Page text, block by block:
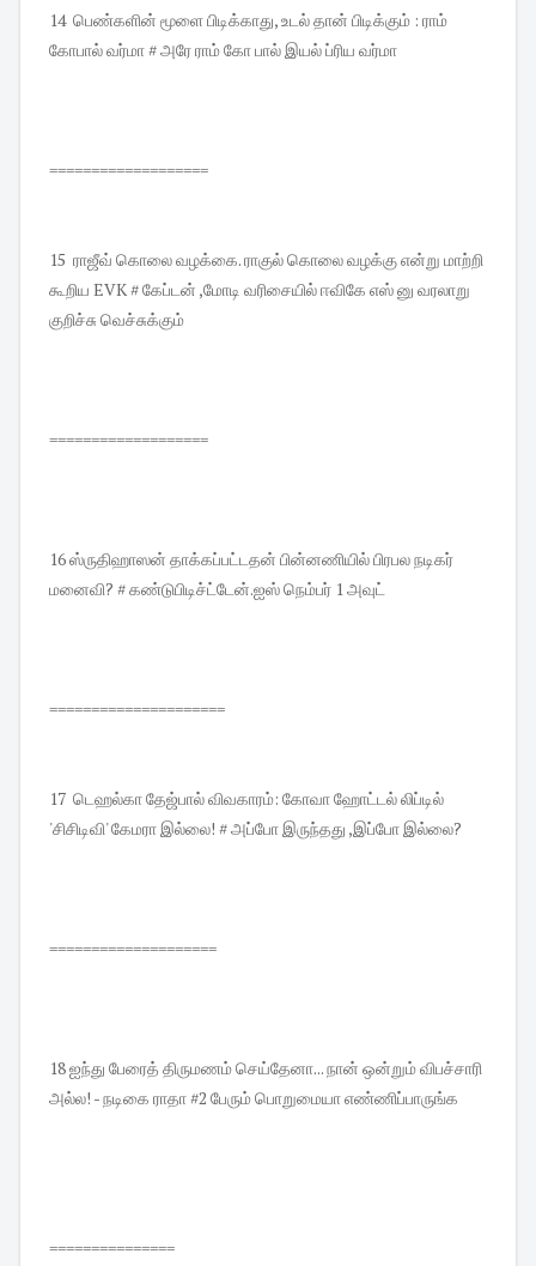
14 பெண்களின் மூளை பிடிக்காது, உடல் தான் பிடிக்கும் : ராம்
கோபால் வர்மா # அரே ராம் கோ பால் இயல் ப்ரிய வர்மா
===================
15 ராஜீவ் கொலை வழக்கை. ராகுல் கொலை வழக்கு என்று மாற்றி
கூறிய EVK # கேப்டன் ,மோடி வரிசையில் ஈவிகே எஸ் னு வரலாறு
குறிச்சு வெச்சுக்கும்
===================
16 ஸ்ருதிஹாஸன் தாக்கப்பட்டதன் பின்னணியில் பிரபல நடிகர்
மனைவி? # கண்டுபிடிச்ட்டேன்.ஐஸ் நெம்பர் 1 அவுட்
=====================
17 டெஹல்கா தேஜ்பால் விவகாரம்: கோவா ஹோட்டல் லிப்டில்
'சிசிடிவி' கேமரா இல்லை! # அப்போ இருந்தது ,இப்போ இல்லை?
====================
18 ஐந்து பேரைத் திருமணம் செய்தேனா... நான் ஒன்றும் விபச்சாரி
அல்ல! - நடிகை ராதா #2 பேரும் பொறுமையா எண்ணிப்பாருங்க
===============